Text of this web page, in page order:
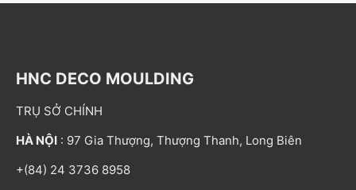
HNC DECO MOULDING
TRỤ SỞ CHÍNH
HÀ NỘI : 97 Gia Thượng, Thượng Thanh, Long Biên
+(84) 24 3736 8958